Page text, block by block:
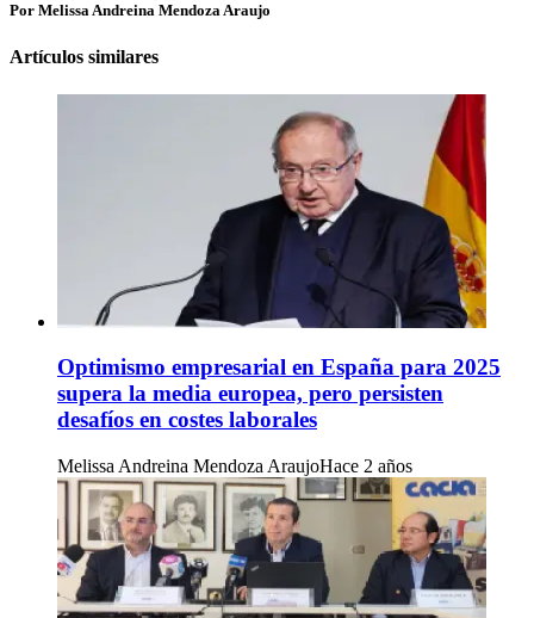
Por Melissa Andreina Mendoza Araujo
Artículos similares
Optimismo empresarial en España para 2025
supera la media europea, pero persisten
desafíos en costes laborales
Melissa Andreina Mendoza AraujoHace 2 años